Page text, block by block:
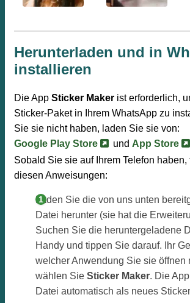
Herunterladen und in
installieren
Die App Sticker Maker ist erforderlich,
Sticker-Paket in Ihrem WhatsApp zu
Sie sie nicht haben, laden Sie sie von:
Google Play Store
und App Store
Sobald Sie sie auf Ihrem Telefon
diesen Anweisungen:
Laden Sie die von uns unten
Datei herunter (sie hat die
Suchen Sie die heruntergeladene
Handy und tippen Sie darauf. Ihr
welcher Anwendung Sie sie öffnen
wählen Sie Sticker Maker. Die
Datei automatisch als neues